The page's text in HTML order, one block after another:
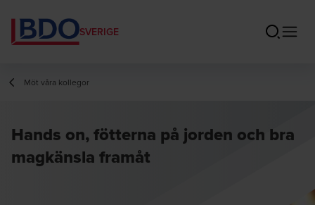
SVERIGE
Möt våra kollegor
Hands on, fötterna på jorden och bra
magkänsla framåt